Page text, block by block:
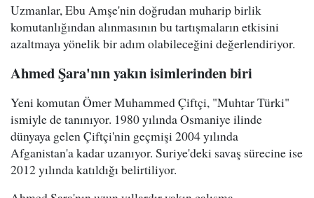
Uzmanlar, Ebu Amşe'nin doğrudan muharip birlik
komutanlığından alınmasının bu tartışmaların etkisini
azaltmaya yönelik bir adım olabileceğini değerlendiriyor.
Ahmed Şara'nın yakın isimlerinden biri
Yeni komutan Ömer Muhammed Çiftçi, "Muhtar Türki"
ismiyle de tanınıyor. 1980 yılında Osmaniye ilinde
dünyaya gelen Çiftçi'nin geçmişi 2004 yılında
Afganistan'a kadar uzanıyor. Suriye'deki savaş sürecine ise
2012 yılında katıldığı belirtiliyor.